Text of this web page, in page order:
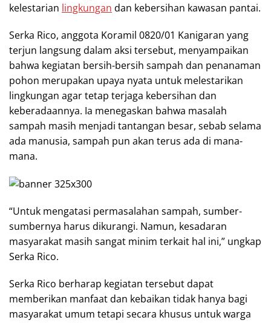
kelestarian lingkungan dan kebersihan kawasan pantai.
Serka Rico, anggota Koramil 0820/01 Kanigaran yang
terjun langsung dalam aksi tersebut, menyampaikan
bahwa kegiatan bersih-bersih sampah dan penanaman
pohon merupakan upaya nyata untuk melestarikan
lingkungan agar tetap terjaga kebersihan dan
keberadaannya. Ia menegaskan bahwa masalah
sampah masih menjadi tantangan besar, sebab selama
ada manusia, sampah pun akan terus ada di mana-
mana.
“Untuk mengatasi permasalahan sampah, sumber-
sumbernya harus dikurangi. Namun, kesadaran
masyarakat masih sangat minim terkait hal ini,” ungkap
Serka Rico.
Serka Rico berharap kegiatan tersebut dapat
memberikan manfaat dan kebaikan tidak hanya bagi
masyarakat umum tetapi secara khusus untuk warga